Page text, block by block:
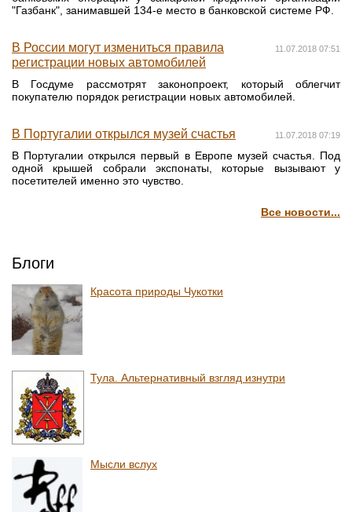
"Газбанк", занимавшей 134-е место в банковской системе РФ.
11.07.2018 07:51
В России могут измениться правила
регистрации новых автомобилей
В Госдуме рассмотрят законопроект, который облегчит
покупателю порядок регистрации новых автомобилей.
11.07.2018 07:19
В Португалии открылся музей счастья
В Португалии открылся первый в Европе музей счастья. Под
одной крышей собрали экспонаты, которые вызывают у
посетителей именно это чувство.
Все новости...
Блоги
Красота природы Чукотки
Тула. Альтернативный взгляд изнутри
Мысли вслух